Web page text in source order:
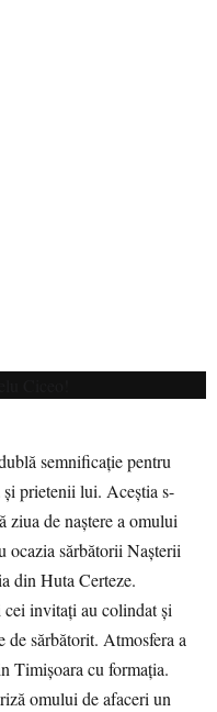
semnificație pentru
prietenii lui. Aceștia s-
ziua de naștere a omului
ocazia sărbătorii Nașterii
din Huta Certeze.
cei invitați au colindat și
de sărbătorit. Atmosfera a
Timișoara cu formația.
omului de afaceri un